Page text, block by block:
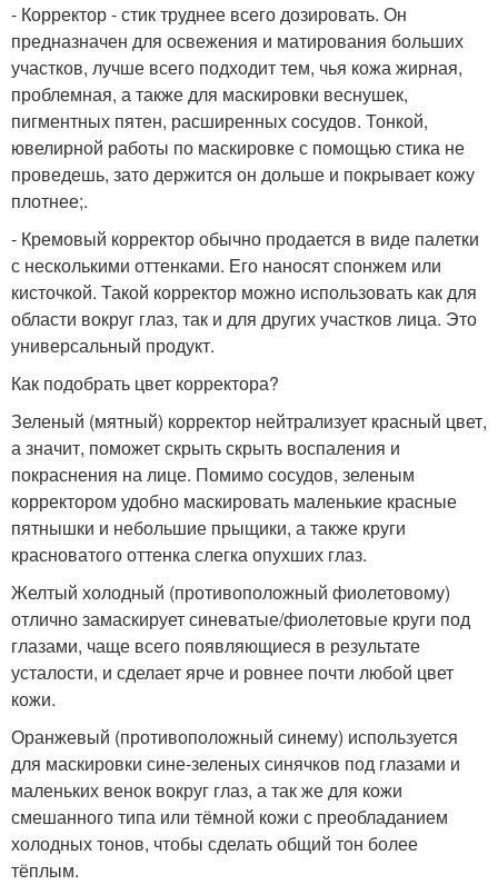
- Корректор - стик труднее всего дозировать. Он
предназначен для освежения и матирования больших
участков, лучше всего подходит тем, чья кожа жирная,
проблемная, а также для маскировки веснушек,
пигментных пятен, расширенных сосудов. Тонкой,
ювелирной работы по маскировке с помощью стика не
проведешь, зато держится он дольше и покрывает кожу
плотнее;.
- Кремовый корректор обычно продается в виде палетки
с несколькими оттенками. Его наносят спонжем или
кисточкой. Такой корректор можно использовать как для
области вокруг глаз, так и для других участков лица. Это
универсальный продукт.
Как подобрать цвет корректора?
Зеленый (мятный) корректор нейтрализует красный цвет,
а значит, поможет скрыть скрыть воспаления и
покраснения на лице. Помимо сосудов, зеленым
корректором удобно маскировать маленькие красные
пятнышки и небольшие прыщики, а также круги
красноватого оттенка слегка опухших глаз.
Желтый холодный (противоположный фиолетовому)
отлично замаскирует синеватые/фиолетовые круги под
глазами, чаще всего появляющиеся в результате
усталости, и сделает ярче и ровнее почти любой цвет
кожи.
Оранжевый (противоположный синему) используется
для маскировки сине-зеленых синячков под глазами и
маленьких венок вокруг глаз, а так же для кожи
смешанного типа или тёмной кожи с преобладанием
холодных тонов, чтобы сделать общий тон более
тёплым.